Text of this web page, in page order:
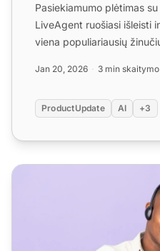
Pasiekiamumo plėtimas
LiveAgent ruošiasi išleisti
viena populiariausių
Jan 20, 2026 3 min skaitymo
ProductUpdate AI +3
LiveAgent pripažintas